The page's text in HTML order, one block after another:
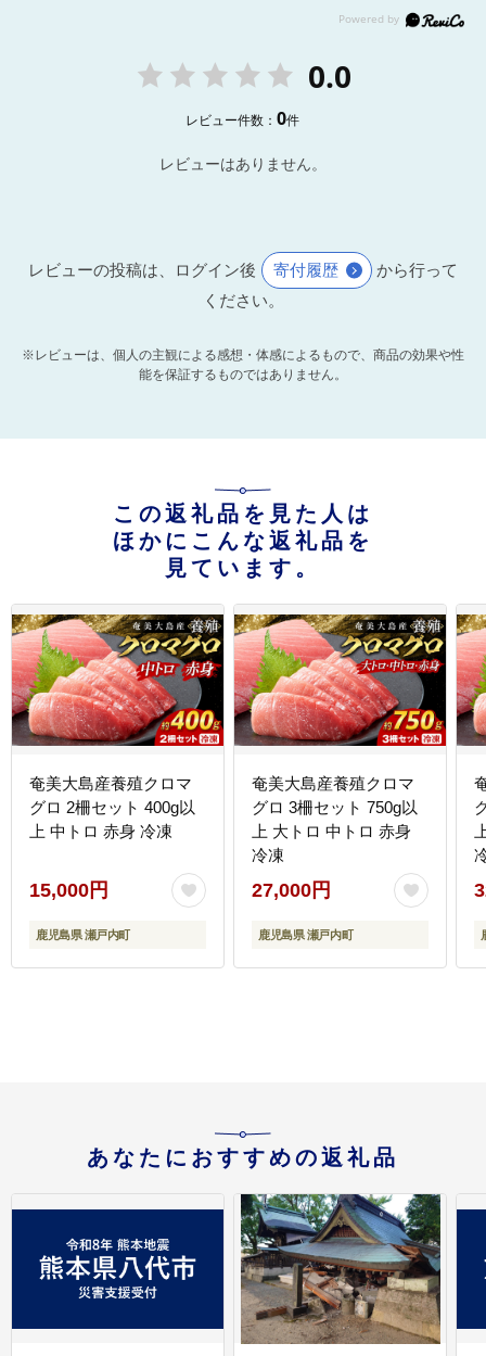
0.0
レビュー件数：0件
レビューはありません。
レビューの投稿は、ログイン後 寄付履歴
から行って
ください。
※レビューは、個人の主観による感想・体感によるもので、商品の効果や性
能を保証するものではありません。
この返礼品を見た人は
ほかにこんな返礼品を
見ています。
奄美大島産養殖クロマ
グロ 2柵セット 400g以
上 中トロ 赤身 冷凍
15,000円
鹿児島県 瀬戸内町
奄美大島産養殖クロマ
グロ 3柵セット 750g以
上 大トロ 中トロ 赤身
冷凍
27,000円
鹿児島県 瀬戸内町
あなたにおすすめの返礼品